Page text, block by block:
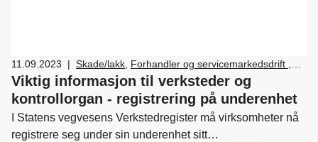
11.09.2023 | Skade/lakk Forhandler og servicemarkedsdrift
Verksted, vedlikehold og reparasjon av bil
Viktig informasjon til verksteder og
kontrollorgan - registrering på underenhet
I Statens vegvesens Verkstedregister må virksomheter nå
registrere seg under sin underenhet sitt